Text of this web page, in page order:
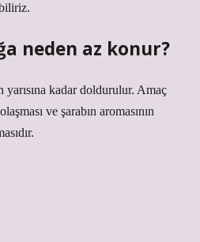
neden az konur?
yarısına kadar doldurulur. Amaç
ve şarabın aromasının